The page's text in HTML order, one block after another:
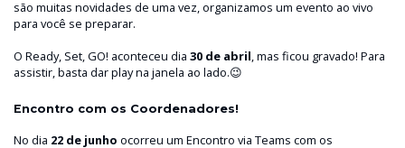
são muitas novidades de uma vez, organizamos um evento ao vivo
para você se preparar.
O Ready, Set, GO! aconteceu dia 30 de abril, mas ficou gravado! Para
assistir, basta dar play na janela ao lado.😉
Encontro com os Coordenadores!
No dia 22 de junho ocorreu um Encontro via Teams com os